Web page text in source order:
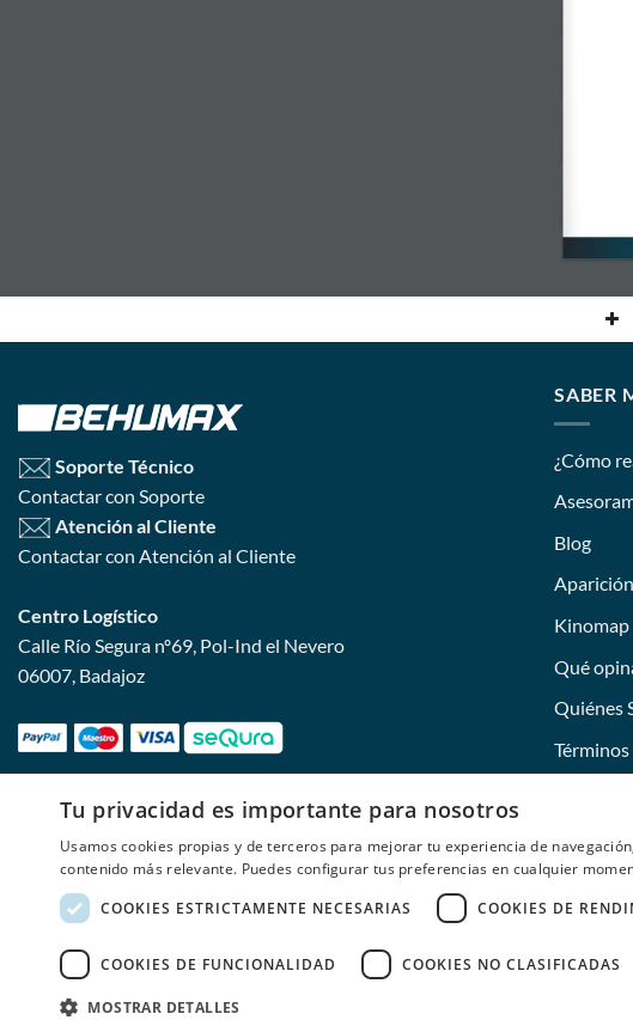
Soporte Técnico
Contactar con Soporte
Atención al Cliente
Contactar con Atención al Cliente
Centro Logístico
Calle Río Segura nº69, Pol-Ind el Nevero
06007, Badajoz
SABER
¿Cómo
Blog
Kinomap
Qué
Quiénes
REBAJAS ELITE FIT
Tu privacidad es importante para nosotros
Usamos cookies propias y de terceros para mejorar tu experiencia de
contenido más relevante. Puedes configurar tus preferencias en cualquier
COOKIES ESTRICTAMENTE NECESARIAS
COOKIES DE
COOKIES DE FUNCIONALIDAD COOKIES NO CLASIFICADAS
MOSTRAR DETALLES